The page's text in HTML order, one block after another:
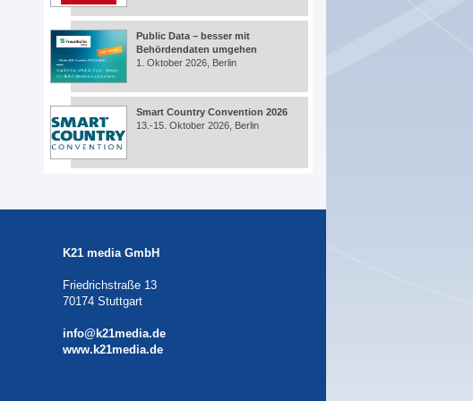
Public Data – besser mit
Behördendaten umgehen
1. Oktober 2026, Berlin
Smart Country Convention 2026
13.-15. Oktober 2026, Berlin
K21 media GmbH
Friedrichstraße 13
70174 Stuttgart
info@k21media.de
www.k21media.de